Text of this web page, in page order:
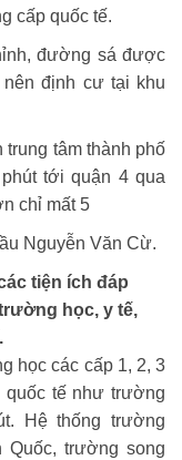
cấp quốc tế.
đường sá được
định cư tại khu
trung tâm thành phố
tới quận 4 qua
chỉ mất 5
Nguyễn Văn Cừ.
tiện ích đáp
học, y tế,
học các cấp 1, 2, 3
tế như trường
Hệ thống trường
Quốc, trường song